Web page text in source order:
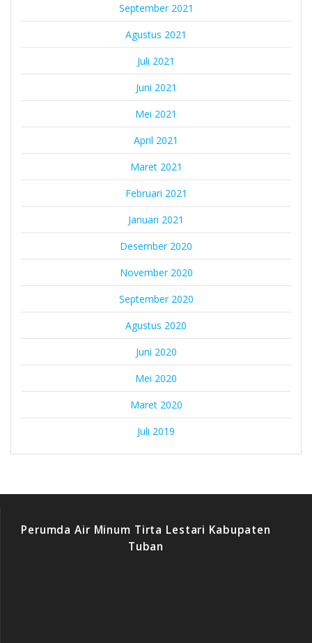
September 2021
Agustus 2021
Juli 2021
Juni 2021
Mei 2021
April 2021
Maret 2021
Februari 2021
Januari 2021
Desember 2020
November 2020
September 2020
Agustus 2020
Juni 2020
Mei 2020
Maret 2020
Juli 2019
Perumda Air Minum Tirta Lestari Kabupaten
Tuban